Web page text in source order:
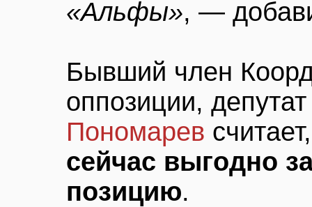
«Альфы», —
Бывший член
оппозиции,
Пономарев
сейчас выгодно
позицию.